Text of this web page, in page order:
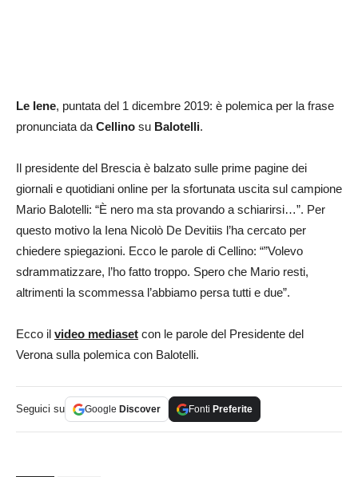
Le Iene, puntata del 1 dicembre 2019: è polemica per la frase
pronunciata daCellino su Balotelli.
Il presidente del Brescia è balzato sulle prime pagine dei
giornali e quotidiani online per la sfortunata uscita sul campione
Mario Balotelli: “È nero ma sta provando a schiarirsi…”. Per
questo motivo la Iena Nicolò De Devitiis l’ha cercato per
chiedere spiegazioni. Ecco le parole di Cellino: “”Volevo
sdrammatizzare, l’ho fatto troppo. Spero che Mario resti,
altrimenti la scommessa l’abbiamo persa tutti e due”.
Ecco il video mediaset con le parole del Presidente del
Verona sulla polemica con Balotelli.
Seguici su Google Discover Fonti Preferite